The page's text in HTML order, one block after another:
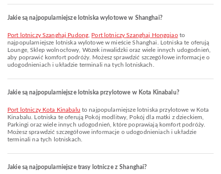
Jakie są najpopularniejsze lotniska wylotowe w Shanghai?
Port lotniczy Szanghaj Pudong Port lotniczy Szanghaj Hongqiaoto
najpopularniejsze lotniska wylotowe w mieście Shanghai. Lotniska te oferują
Lounge, Sklep wolnocłowy, Wózek inwalidzki oraz wiele innych udogodnień,
aby poprawić komfort podróży. Możesz sprawdzić szczegółowe informacje o
udogodnieniach i układzie terminali na tych lotniskach.
Jakie są najpopularniejsze lotniska przylotowe w Kota Kinabalu?
Port lotniczy Kota Kinabalu to najpopularniejsze lotniska przylotowe w Kota
Kinabalu. Lotniska te oferują Pokój modlitwy, Pokój dla matki z dzieckiem,
Parkingi oraz wiele innych udogodnień, które poprawiają komfort podróży.
Możesz sprawdzić szczegółowe informacje o udogodnieniach i układzie
terminali na tych lotniskach.
Jakie są najpopularniejsze trasy lotnicze z Shanghai?